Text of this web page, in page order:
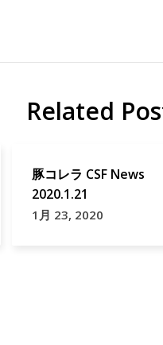
Related
豚コレラ CSF News
2020.1.21
1月 23, 2020